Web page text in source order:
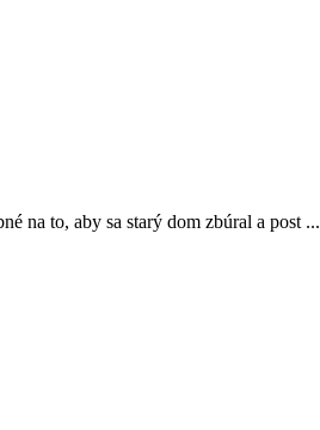
na to, aby sa starý dom zbúral a post ...